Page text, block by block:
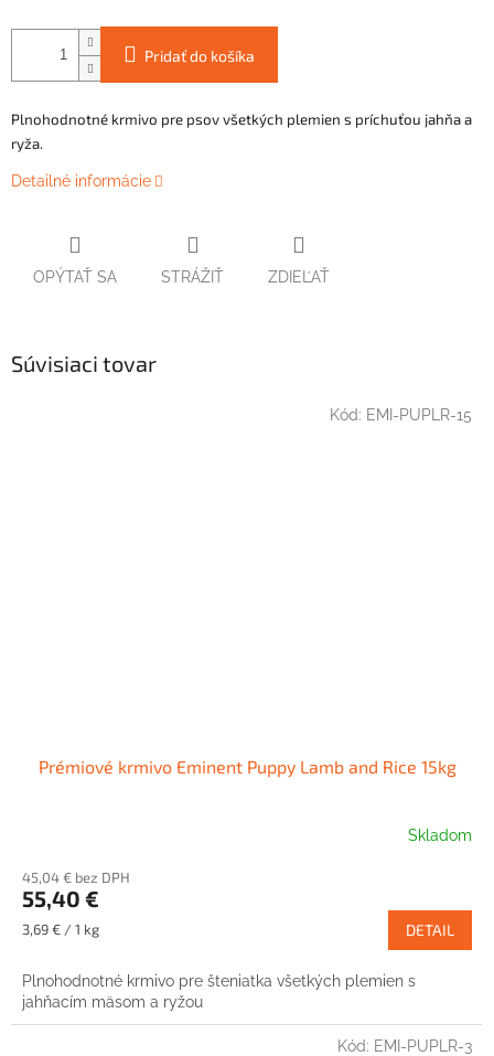
Pridať do košíka
Plnohodnotné krmivo pre psov všetkých plemien s príchuťou jahňa a
ryža.
Detailné informácie
OPÝTAŤ SA STRÁŽIŤ ZDIEĽAŤ
Súvisiaci tovar
Prémiové krmivo Eminent Puppy Lamb and Rice 15kg
Skladom
45,04 € bez DPH
55,40 €
Jednotková
3,69 € / 1 kg DETAIL
Plnohodnotné krmivo pre šteniatka všetkých plemien s
jahňacím mäsom a ryžou
Kód: EMI-PUPLR-15
Kód: EMI-PUPLR-3